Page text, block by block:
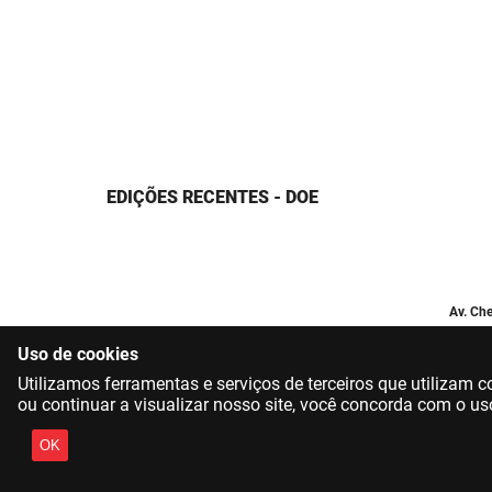
EDIÇÕES RECENTES - DOE
Av.
Uso de cookies
Utilizamos ferramentas e serviços de terceiros que utilizam
ou continuar a visualizar nosso site, você concorda com o
OK